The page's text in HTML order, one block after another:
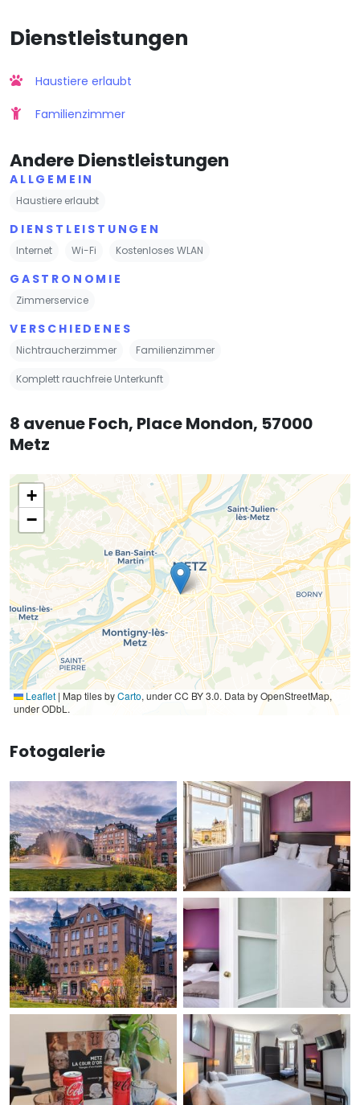
Dienstleistungen
Haustiere erlaubt
Familienzimmer
Andere Dienstleistungen
ALLGEMEIN
Haustiere erlaubt
DIENSTLEISTUNGEN
Internet Wi-Fi Kostenloses WLAN
GASTRONOMIE
Zimmerservice
VERSCHIEDENES
Nichtraucherzimmer Familienzimmer
Komplett rauchfreie Unterkunft
8 avenue Foch, Place Mondon, 57000
Metz
+
−
Leaflet | Map tiles byCarto, under CC BY 3.0. Data by OpenStreetMap,
under ODbL.
Fotogalerie